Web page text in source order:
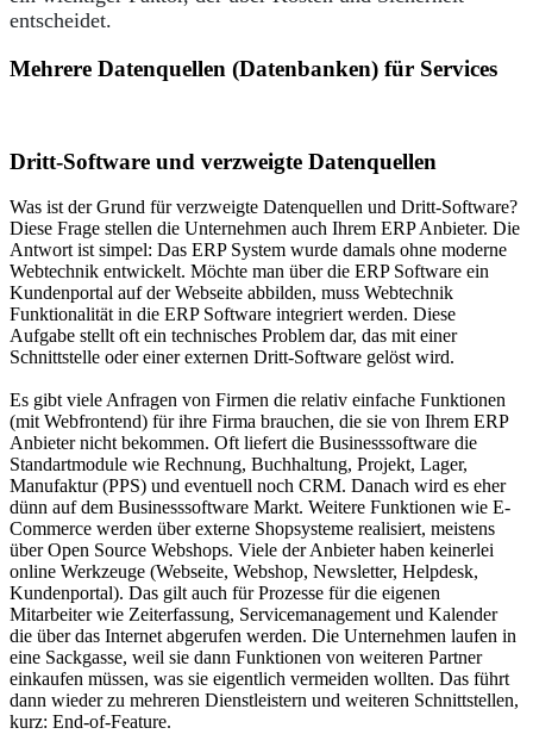
entscheidet.
Mehrere Datenquellen (Datenbanken) für Services
Dritt-Software und verzweigte Datenquellen
Was ist der Grund für verzweigte Datenquellen und Dritt-Software?
Diese Frage stellen die Unternehmen auch Ihrem ERP Anbieter. Die
Antwort ist simpel: Das ERP System wurde damals ohne moderne
Webtechnik entwickelt. Möchte man über die ERP Software ein
Kundenportal auf der Webseite abbilden, muss Webtechnik
Funktionalität in die ERP Software integriert werden. Diese
Aufgabe stellt oft ein technisches Problem dar, das mit einer
Schnittstelle oder einer externen Dritt-Software gelöst wird.
Es gibt viele Anfragen von Firmen die relativ einfache Funktionen
(mit Webfrontend) für ihre Firma brauchen, die sie von Ihrem ERP
Anbieter nicht bekommen. Oft liefert die Businesssoftware die
Standartmodule wie Rechnung, Buchhaltung, Projekt, Lager,
Manufaktur (PPS) und eventuell noch CRM. Danach wird es eher
dünn auf dem Businesssoftware Markt. Weitere Funktionen wie E-
Commerce werden über externe Shopsysteme realisiert, meistens
über Open Source Webshops. Viele der Anbieter haben keinerlei
online Werkzeuge (Webseite, Webshop, Newsletter, Helpdesk,
Kundenportal). Das gilt auch für Prozesse für die eigenen
Mitarbeiter wie Zeiterfassung, Servicemanagement und Kalender
die über das Internet abgerufen werden. Die Unternehmen laufen in
eine Sackgasse, weil sie dann Funktionen von weiteren Partner
einkaufen müssen, was sie eigentlich vermeiden wollten. Das führt
dann wieder zu mehreren Dienstleistern und weiteren Schnittstellen,
kurz: End-of-Feature.